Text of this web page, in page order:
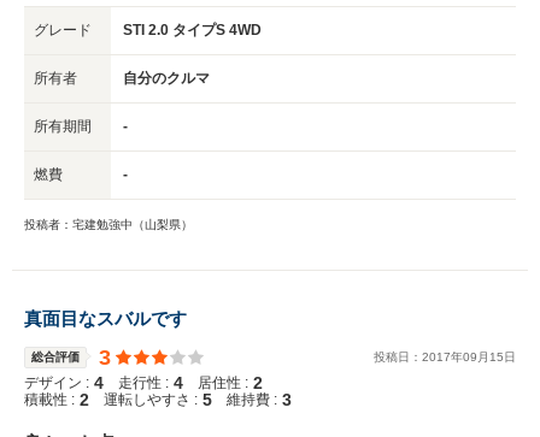
す。 グリップしている状況かもわかりやすいですが滑りだしてからの修正
に余裕があり、本当に安定性の高さを実感します。 低速トルクの評価があ
グレード STI 2.0 タイプS 4WD
所有者 自分のクルマ
所有期間 -
燃費 -
投稿者：宅建勉強中（山梨県）
真面目なスバルです
総合評価 3 投稿日： 2017年09 月 15日
デザイン : 4 走行性 : 4 居住性 : 2
積載性 : 2 運転しやすさ : 5 維持費 : 3